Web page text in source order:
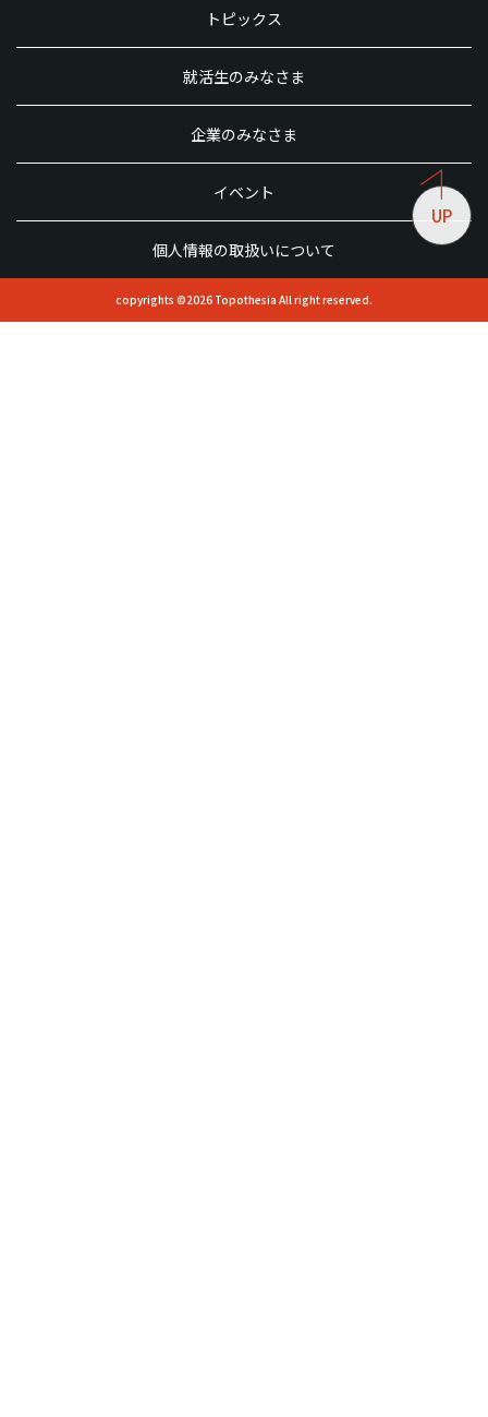
トピックス
就活生のみなさま
企業のみなさま
イベント
個人情報の取扱いについて
UP
copyrights ©2026 Topothesia All right reserved.